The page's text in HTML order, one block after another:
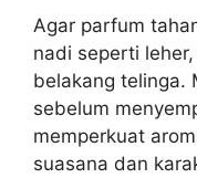
Agar parfum
nadi seperti
belakang telinga.
sebelum
memperkuat
suasana dan